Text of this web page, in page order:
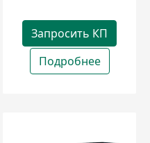
Запросить КП
Подробнее